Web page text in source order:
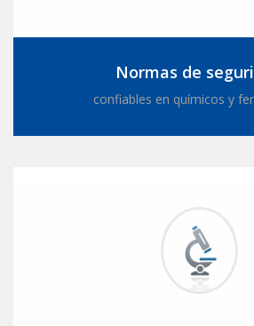
Normas de
confiables en químicos y